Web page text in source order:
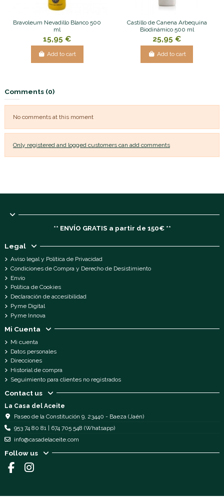
Bravoleum Nevadillo Blanco 500
ml
15,95 €
Add to cart
Castillo de Canena Arbequina
Biodinámico 500 ml
25,95 €
Add to cart
Comments (0)
No comments at this moment
Only registered and logged customers can add comments
** ENVÍO GRATIS a partir de 150€ **
Legal
Aviso legal y Política de Privacidad
Condiciones de Compra y Derecho de Desistimiento
Envío
Política de Cookies
Declaración de accesibilidad
Pyme Digital
Pyme Innova
Mi Cuenta
Mi cuenta
Datos personales
Direcciones
Historial de compra
Seguimiento para clientes no registrados
Contact us
La Casa del Aceite
Paseo de la Constitución 9, 23440 - Baeza (Jaén)
953 74 80 81 | 674 705 548 (Whatsapp)
info@casadelaceite.com
Follow us